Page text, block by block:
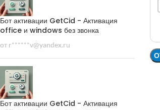
Бот активации GetCid - Активация
office и windows без звонка
от r******v@yandex.ru
Бот активации GetCid - Активация